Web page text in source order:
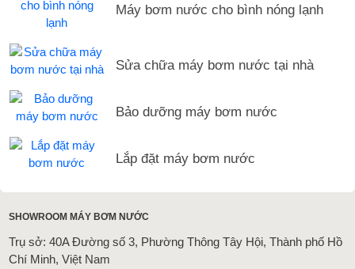
Máy bơm nước cho bình nóng lạnh
Sửa chữa máy bơm nước tại nhà
Bảo dưỡng máy bơm nước
Lắp đặt máy bơm nước
SHOWROOM MÁY BƠM NƯỚC
Trụ sở: 40A Đường số 3, Phường Thông Tây Hội, Thành phố Hồ
Chí Minh, Việt Nam